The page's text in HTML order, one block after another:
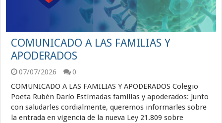
COMUNICADO A LAS FAMILIAS Y
APODERADOS
07/07/2026
0
COMUNICADO A LAS FAMILIAS Y APODERADOS Colegio
Poeta Rubén Darío Estimadas familias y apoderados: Junto
con saludarles cordialmente, queremos informarles sobre
la entrada en vigencia de la nueva Ley 21.809 sobre